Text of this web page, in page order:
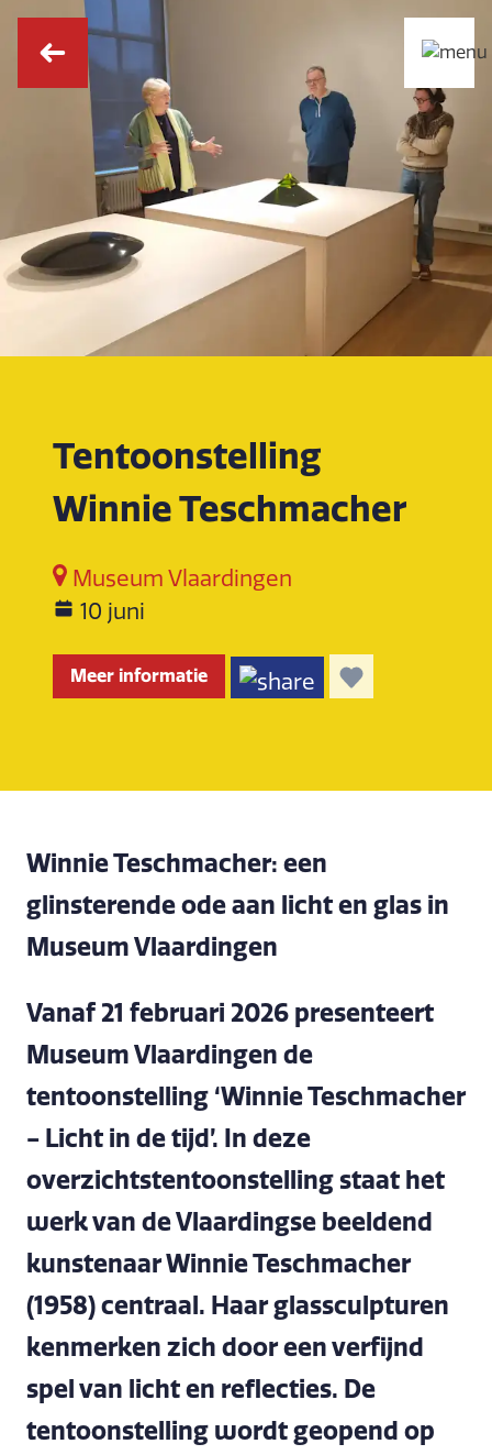
Tentoonstelling
Winnie Teschmacher
Museum Vlaardingen
10 juni
Meer informatie
Winnie Teschmacher: een
glinsterende ode aan licht en glas in
Museum Vlaardingen
Vanaf 21 februari 2026 presenteert
Museum Vlaardingen de
tentoonstelling ‘Winnie Teschmacher
- Licht in de tijd’. In deze
overzichtstentoonstelling staat het
werk van de Vlaardingse beeldend
kunstenaar Winnie Teschmacher
(1958) centraal. Haar glassculpturen
kenmerken zich door een verfijnd
spel van licht en reflecties. De
tentoonstelling wordt geopend op